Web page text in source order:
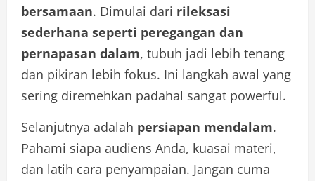
bersamaan. Dimulai dari rileksasi
sederhana seperti peregangan dan
pernapasan dalam, tubuh jadi lebih tenang
dan pikiran lebih fokus. Ini langkah awal yang
sering diremehkan padahal sangat powerful.
Selanjutnya adalah persiapan mendalam.
Pahami siapa audiens Anda, kuasai materi,
dan latih cara penyampaian. Jangan cuma